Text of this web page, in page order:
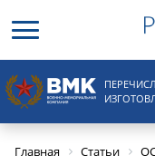
8
Главная Статьи